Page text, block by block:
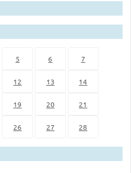
5 6 7
12 13 14
19 20 21
26 27 28